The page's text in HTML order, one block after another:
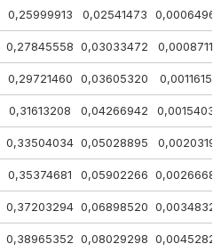
0,25999913 0,02541473
0,27845558 0,03033472 0,00087116
0,29721460 0,03605320 0,00116155
0,31613208 0,04266942 0,00154032
0,33504034 0,05028895 0,00203191
0,35374681 0,05902266
0,37203294 0,06898520
0,38965352 0,08029298